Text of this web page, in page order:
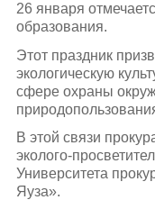
26 января
образования.
Этот праздник
экологическую
сфере охраны
В этой связи
эколого-
Университета
Яуза».